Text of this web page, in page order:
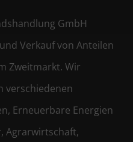
GmbH
Verkauf von Anteilen
Zweitmarkt. Wir
verschiedenen
Erneuerbare Energien
Agrarwirtschaft,